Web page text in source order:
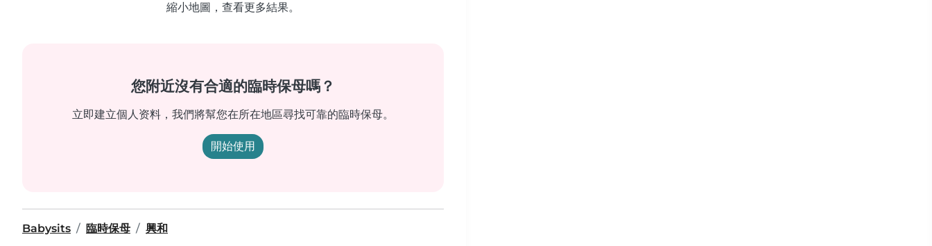
縮小地圖，查看更多結果。
您附近沒有合適的臨時保母嗎？
立即建立個人资料，我們將幫您在所在地區尋找可靠的臨時保母。
開始使用
Babysits 臨時保母 興和